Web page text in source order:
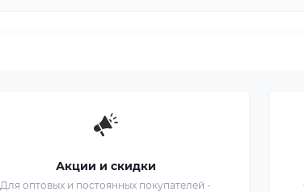
Акции и скидки
Для оптовых и постоянных покупателей -